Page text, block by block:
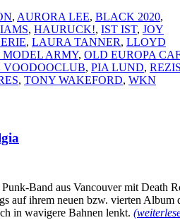
, AURORA LEE, BLACK 2020,
, HAURUCK!, IST IST, JOY
, LAURA TANNER, LLOYD
MODEL ARMY, OLD EUROPA
VOODOOCLUB, PIA LUND,
, TONY WAKEFORD, WKN
Band aus Vancouver mit Death
auf ihrem neuen bzw. vierten Album
in wavigere Bahnen lenkt.